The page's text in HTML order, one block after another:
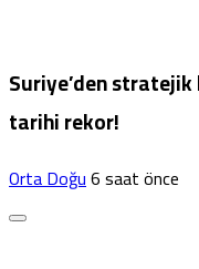
Suriye’den
tarihi rekor!
Orta Doğu6 saat önce